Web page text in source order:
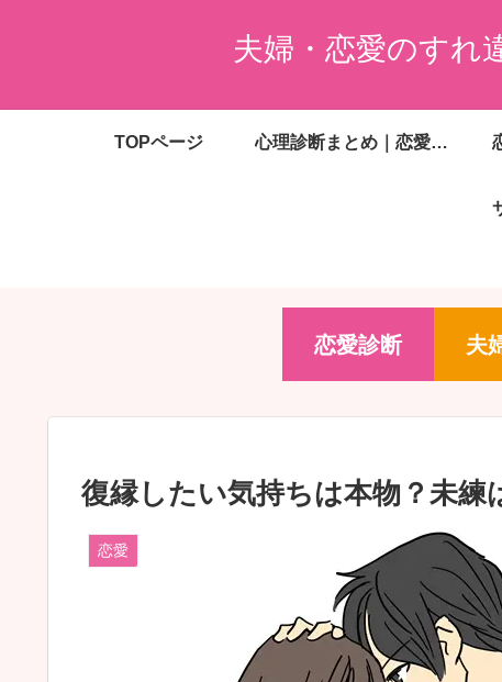
夫婦・恋愛のすれ
TOPページ 心理診断まとめ｜恋愛・夫婦・婚活・金銭感覚がわかる無料診断一覧
恋愛診断 夫
復縁したい気持ちは本物？未練
恋愛